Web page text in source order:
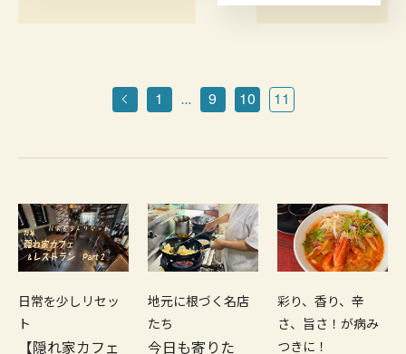
1 … 9 10 11
日常を少しリセッ
ト
【隠れ家カフェ
地元に根づく名店
たち
今日も寄りた
彩り、香り、辛
さ、旨さ！が病み
つきに！